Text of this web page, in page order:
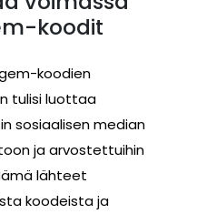
koodit
koodien
tulisi luottaa
sosiaalisen median
ja arvostettuihin
lähteet
koodeista ja